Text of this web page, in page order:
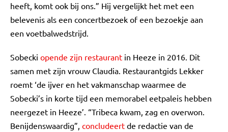
heeft, komt ook bij ons.” Hij vergelijkt het met een
belevenis als een concertbezoek of een bezoekje aan
een voetbalwedstrijd.
Sobecki opende zijn restaurant in Heeze in 2016. Dit
samen met zijn vrouw Claudia. Restaurantgids Lekker
roemt ‘de ijver en het vakmanschap waarmee de
Sobecki’s in korte tijd een memorabel eetpaleis hebben
neergezet in Heeze’. “Tribeca kwam, zag en overwon.
Benijdenswaardig”, concludeert de redactie van de